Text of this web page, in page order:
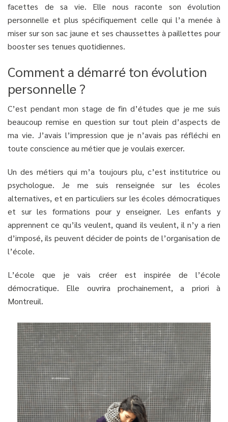
facettes de sa vie. Elle nous raconte son évolution
personnelle et plus spécifiquement celle qui l’a menée à
miser sur son sac jaune et ses chaussettes à paillettes pour
booster ses tenues quotidiennes.
Comment a démarré ton évolution
personnelle ?
C’est pendant mon stage de fin d’études que je me suis
beaucoup remise en question sur tout plein d’aspects de
ma vie. J’avais l’impression que je n’avais pas réfléchi en
toute conscience au métier que je voulais exercer.
Un des métiers qui m’a toujours plu, c’est institutrice ou
psychologue. Je me suis renseignée sur les écoles
alternatives, et en particuliers sur les écoles démocratiques
et sur les formations pour y enseigner. Les enfants y
apprennent ce qu’ils veulent, quand ils veulent, il n’y a rien
d’imposé, ils peuvent décider de points de l’organisation de
l’école.
L’école que je vais créer est inspirée de l’école
démocratique. Elle ouvrira prochainement, a priori à
Montreuil.